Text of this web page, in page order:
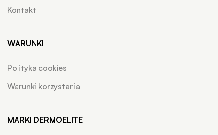
Kontakt
WARUNKI
Polityka cookies
Warunki korzystania
MARKI DERMOELITE